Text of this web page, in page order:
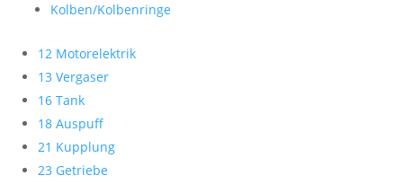
Kolben/Kolbenringe
12 Motorelektrik
13 Vergaser
16 Tank
18 Auspuff
21 Kupplung
23 Getriebe